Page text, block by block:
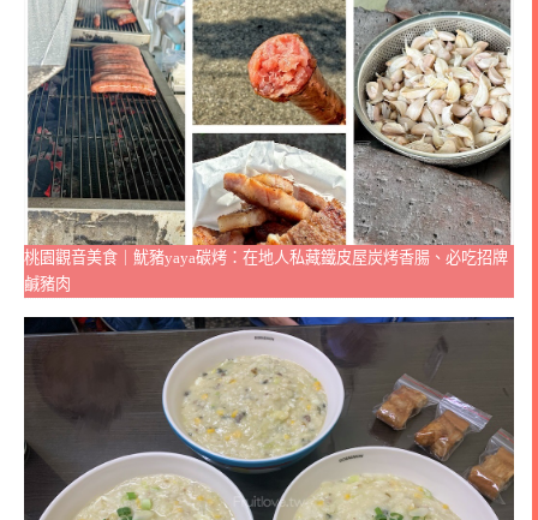
桃園觀音美食｜魷豬yaya碳烤：在地人私藏鐵皮屋炭烤香腸、必吃招牌
鹹豬肉